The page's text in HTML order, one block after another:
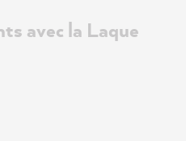
avec la Laque